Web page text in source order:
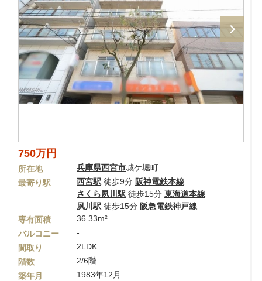
750万円
所在地 兵庫県西宮市城ケ堀町
最寄り駅
西宮駅 徒歩9分 阪神電鉄本線
さくら夙川駅 徒歩15分 東海道本線
夙川駅 徒歩15分 阪急電鉄神戸線
専有面積
36.33m²
バルコニー
-
間取り
2LDK
階数
2/6階
築年月
1983年12月